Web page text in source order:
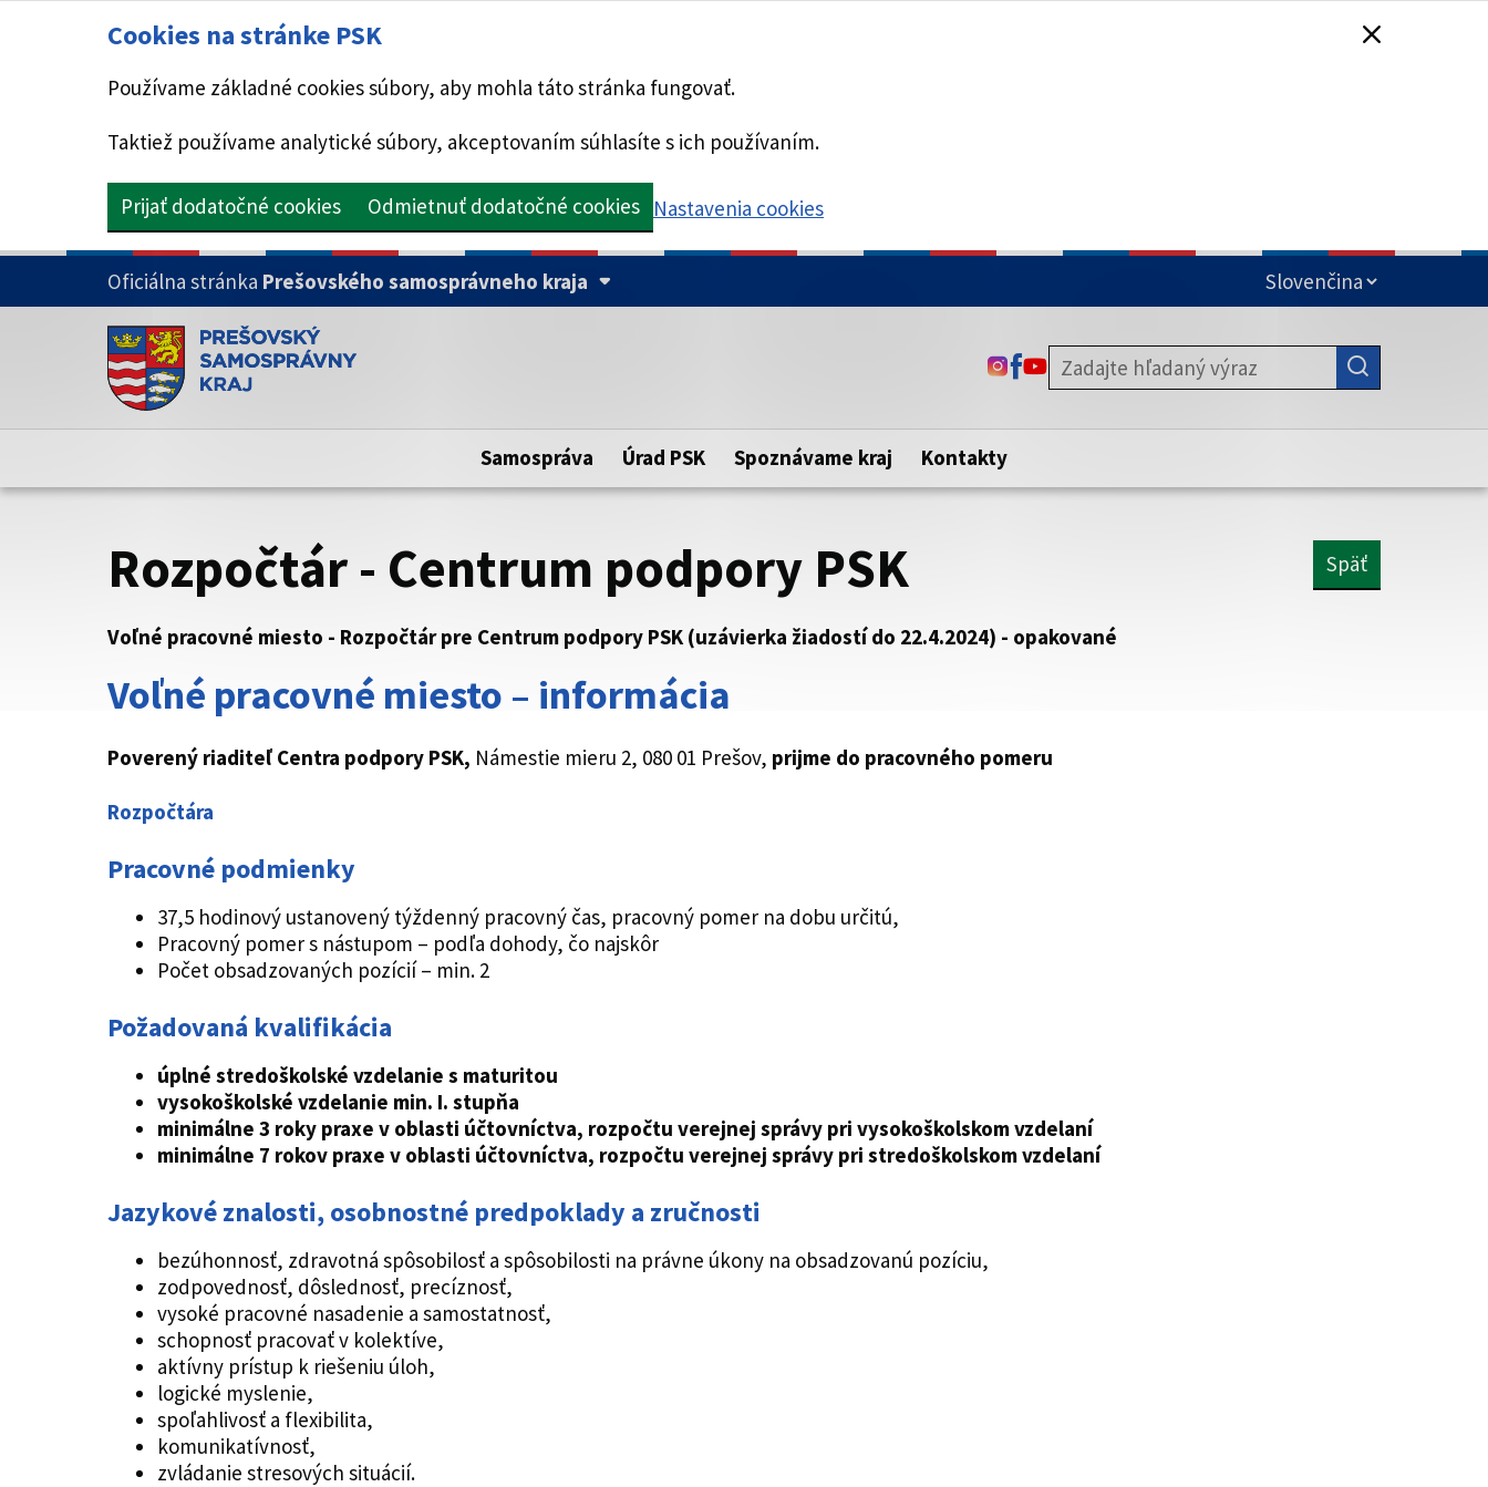
Cookies na stránke PSK
Používame základné cookies súbory, aby mohla táto stránka fungovať.
Taktiež používame analytické súbory, akceptovaním súhlasíte s ich používaním.
Prijať dodatočné cookies Odmietnuť dodatočné cookies Nastavenia cookies
PRESKOČIŤ NA HLAVNÝ OBSAH
Oficiálna stránka Prešovského samosprávneho kraja
Doména psk.sk je oficiálna
Toto je oficiálna webová stránka Prešovského samosprávneho kraja.
Táto stránka je zabezpečená
zabezpečenú webovú stránku. Zabezpečená stránka vždy začína
https:// pred názvom domény webového sídla.
ODKAZ SA OTVORÍ NA NOVEJ KARTE
ODKAZ SA OTVORÍ NA NOVEJ KARTE
ODKAZ SA OTVORÍ NA NOVEJ KARTE
Samospráva Úrad PSK Spoznávame kraj Kontakty
Rozpočtár - Centrum podpory PSK Späť
Voľné pracovné miesto - Rozpočtár pre Centrum podpory PSK (uzávierka žiadostí do 22.4.2024) - opakované
Voľné pracovné miesto – informácia
Poverený riaditeľ Centra podpory PSK, Námestie mieru 2, 080 01 Prešov, prijme do pracovného pomeru
Rozpočtára
Pracovné podmienky
37,5 hodinový ustanovený týždenný pracovný čas, pracovný pomer na dobu určitú,
Pracovný pomer s nástupom – podľa dohody, čo najskôr
Počet obsadzovaných pozícií – min. 2
Požadovaná kvalifikácia
úplné stredoškolské vzdelanie s maturitou
vysokoškolské vzdelanie min. I. stupňa
minimálne 3 roky praxe v oblasti účtovníctva, rozpočtu verejnej správy pri vysokoškolskom vzdelaní
minimálne 7 rokov praxe v oblasti účtovníctva, rozpočtu verejnej správy pri stredoškolskom vzdelaní
Jazykové znalosti, osobnostné predpoklady a zručnosti
bezúhonnosť, zdravotná spôsobilosť a spôsobilosti na právne úkony na obsadzovanú pozíciu,
zodpovednosť, dôslednosť, precíznosť,
vysoké pracovné nasadenie a samostatnosť,
schopnosť pracovať v kolektíve,
aktívny prístup k riešeniu úloh,
logické myslenie,
spoľahlivosť a flexibilita,
komunikatívnosť,
zvládanie stresových situácií.